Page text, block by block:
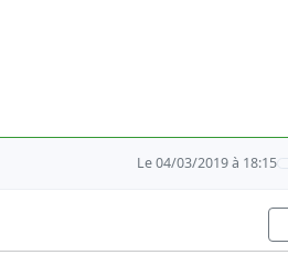
Le 04/03/2019 à 18:15